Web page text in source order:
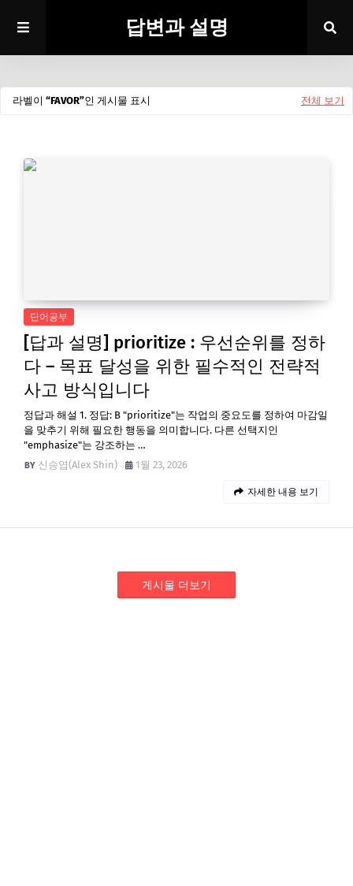
답변과 설명
라벨이 FAVOR 인 게시물 표시 전체 보기
단어공부
[답과 설명] prioritize : 우선순위를 정하
다 – 목표 달성을 위한 필수적인 전략적
사고 방식입니다
정답과 해설 1. 정답: B "prioritize"는 작업의 중요도를 정하여 마감일
을 맞추기 위해 필요한 행동을 의미합니다. 다른 선택지인
"emphasize"는 강조하는 …
신승엽(Alex Shin)
1월 23, 2026
자세한 내용 보기
게시물 더보기